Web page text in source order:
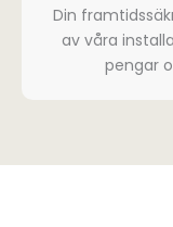
Din
av våra
pengar